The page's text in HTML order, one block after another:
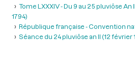
Tome LXXXIV - Du 9 au 25 pluviôse An
1794)
République française - Convention
Séance du 24 pluviôse an II (12 février